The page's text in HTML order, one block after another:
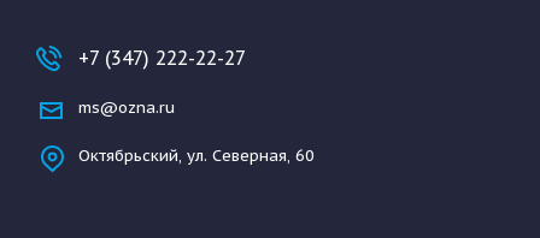
+7 (347) 222-22-27
ms@ozna.ru
Октябрьский, ул. Северная, 60